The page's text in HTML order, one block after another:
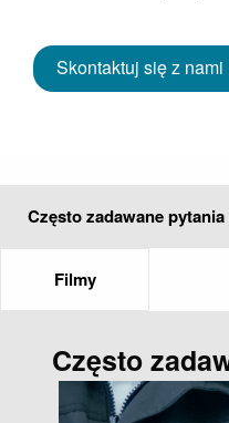
Skontaktuj się z nami
Często zadawane pytania
Filmy
Często